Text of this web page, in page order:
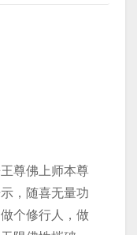
尊佛上师本尊
，随喜无量功
个修行人，做